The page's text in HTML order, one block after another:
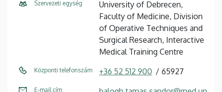
Szervezeti egység
University of Debrecen,
Faculty of Medicine, Division
of Operative Techniques and
Surgical Research, Interactive
Medical Training Centre
Központi telefonszám +36 52 512 900 65927
E-mail cím